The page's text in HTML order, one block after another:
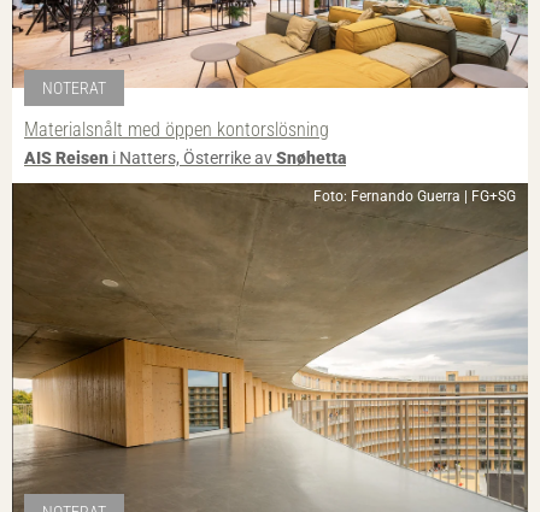
NOTERAT
Materialsnålt med öppen kontorslösning
AIS Reisen i Natters, Österrike avSnøhetta
Foto: Fernando Guerra | FG+SG